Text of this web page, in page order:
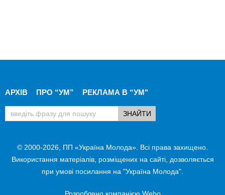
АРХІВ ПРО “УМ” РЕКЛАМА В “УМ"
© 2000-2026, ПП «Україна Молода». Всі права захищено.
Використання матеріалів, розміщених на сайті, дозволяється
при умові посилання на "Україна Молода".